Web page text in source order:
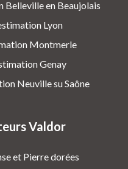
en Beaujolais
Lyon
Montmerle
Genay
Neuville su Saône
Valdor
et Pierre dorées